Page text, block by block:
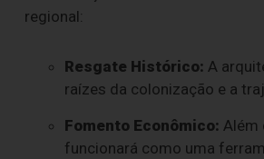
regional:
Resgate Histórico: A
raízes da colonização e a
Fomento Econômico: Além
funcionará como uma